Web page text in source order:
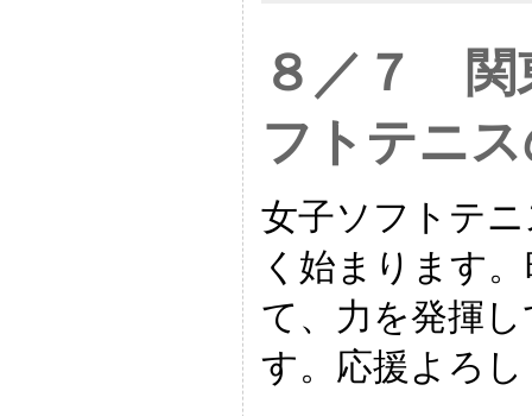
８／７
フトテニ
女子ソフトテ
く始まります
て、力を発揮
す。応援よろ